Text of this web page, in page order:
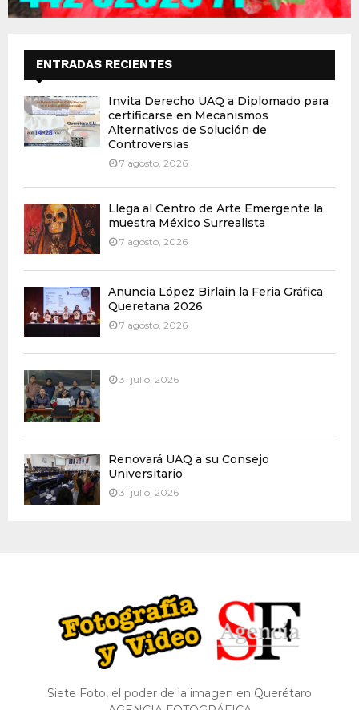
ENTRADAS RECIENTES
Invita Derecho UAQ a Diplomado para
certificarse en Mecanismos
Alternativos de Solución de
Controversias
7 agosto, 2026
Llega al Centro de Arte Emergente la
muestra México Surrealista
7 agosto, 2026
Anuncia López Birlain la Feria Gráfica
Queretana 2026
7 agosto, 2026
31 julio, 2026
Renovará UAQ a su Consejo
Universitario
31 julio, 2026
Siete Foto, el poder de la imagen en Querétaro